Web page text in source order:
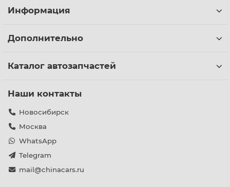
Информация
Дополнительно
Каталог автозапчастей
Наши контакты
Новосибирск
Москва
WhatsApp
Telegram
mail@chinacars.ru